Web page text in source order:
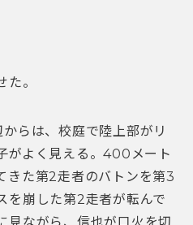
。
らは、校庭で陸上部がリ
がよく見える。400メート
きた第2走者のバトンを第3
を崩した第2走者が転んで